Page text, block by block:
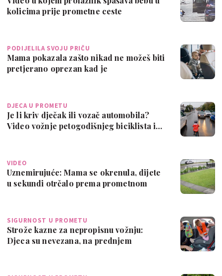
kolicima prije prometne ceste
PODIJELILA SVOJU PRIČU
Mama pokazala zašto nikad ne možeš biti
pretjerano oprezan kad je
DJECA U PROMETU
Je li kriv dječak ili vozač automobila?
Video vožnje petogodišnjeg biciklista i…
VIDEO
Uznemirujuće: Mama se okrenula, dijete
u sekundi otrčalo prema prometnom
SIGURNOST U PROMETU
Strože kazne za nepropisnu vožnju:
Djeca su nevezana, na prednjem